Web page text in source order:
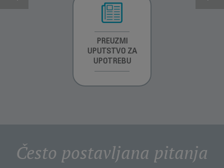
PREUZMI
UPUTSTVO ZA
UPOTREBU
Često postavljana pitanja